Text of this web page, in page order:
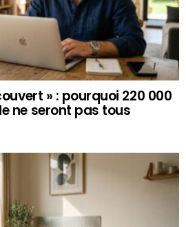
» : pourquoi 220 000
ne seront pas tous